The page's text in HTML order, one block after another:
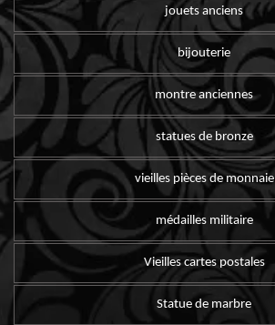
jouets anciens
bijouterie
montre anciennes
statues de bronze
vieilles pièces de monnaie
médailles militaire
Vieilles cartes postales
Statue de marbre